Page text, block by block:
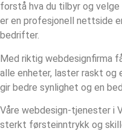
forstå hva du tilbyr og
er en profesjonell nettside
bedrifter.
Med riktig webdesignfirma
alle enheter, laster raskt
gir bedre synlighet og en
Våre webdesign-tjenester i
sterkt førsteinntrykk og